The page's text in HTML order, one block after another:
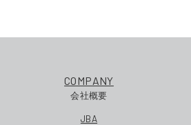
COMPANY
会社概要
JBA